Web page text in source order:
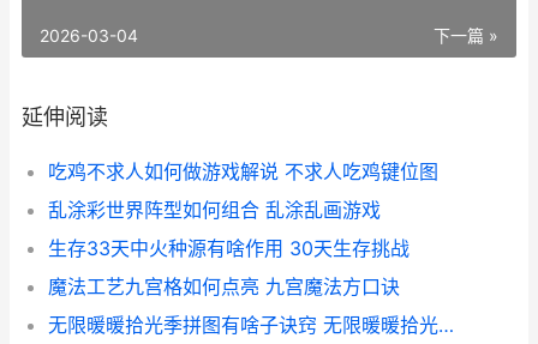
下一篇 »
2026-03-04
延伸阅读
吃鸡不求人如何做游戏解说 不求人吃鸡键位图
乱涂彩世界阵型如何组合 乱涂乱画游戏
生存33天中火种源有啥作用 30天生存挑战
魔法工艺九宫格如何点亮 九宫魔法方口诀
无限暖暖拾光季拼图有啥子诀窍 无限暖暖拾光季活动